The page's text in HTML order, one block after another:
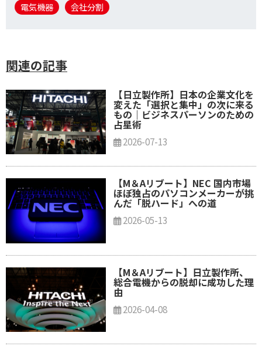
電気機器 会社分割
関連の記事
【日立製作所】日本の企業文化を
変えた「選択と集中」の次に来る
もの｜ビジネスパーソンのための
占星術
2026-07-13
【M＆A リブート】NEC 国内市場
ほぼ独占のパソコンメーカーが挑
んだ「脱ハード」への道
2026-05-13
【M＆Aリブート】日立製作所、
総合電機からの脱却に成功した理
由
2026-04-08